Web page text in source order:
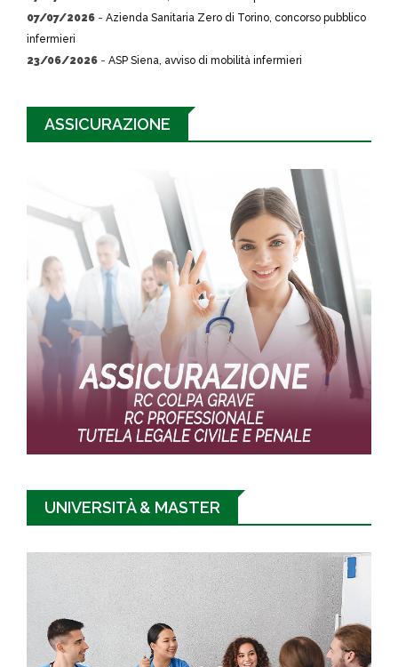
07/07/2026 - Azienda Sanitaria Zero di Torino, concorso pubblico
infermieri
23/06/2026 - ASP Siena, avviso di mobilità infermieri
ASSICURAZIONE
UNIVERSITÀ & MASTER